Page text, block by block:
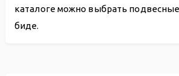
каталоге можно выбрать
биде.